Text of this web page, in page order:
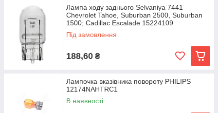
Лампа ходу заднього Selvaniya 7441
Chevrolet Tahoe, Suburban 2500, Suburban
1500; Cadillac Escalade 15224109
Під замовлення
188,60 ₴
Лампочка вказівника повороту PHILIPS
12174NAHTRC1
В наявності